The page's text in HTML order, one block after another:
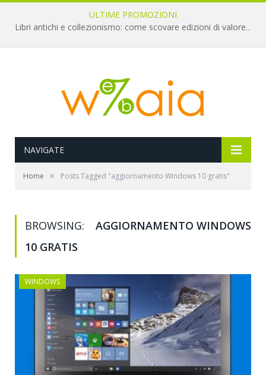
ULTIME PROMOZIONI
Libri antichi e collezionismo: come scovare edizioni di valore a pochi euro
NAVIGATE
Home » Posts Tagged "aggiornamento Windows 10 gratis"
BROWSING:
AGGIORNAMENTO WINDOWS
10 GRATIS
WINDOWS